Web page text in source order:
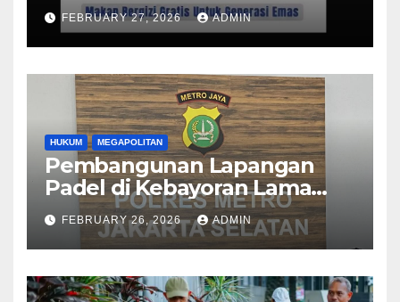
FEBRUARY 27, 2026 ADMIN
HUKUM MEGAPOLITAN
Pembangunan Lapangan
Padel di Kebayoran Lama
Diselidiki Polisi
FEBRUARY 26, 2026 ADMIN